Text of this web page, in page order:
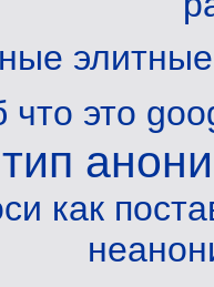
элитные
что это
тип
как